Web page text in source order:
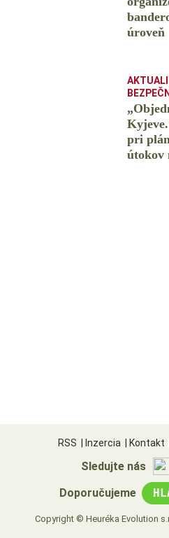
úroveň
pri
útokov
RSS Inzercia Kontakt
Sledujte nás
Doporučujeme
Copyright © Heuréka Evolution